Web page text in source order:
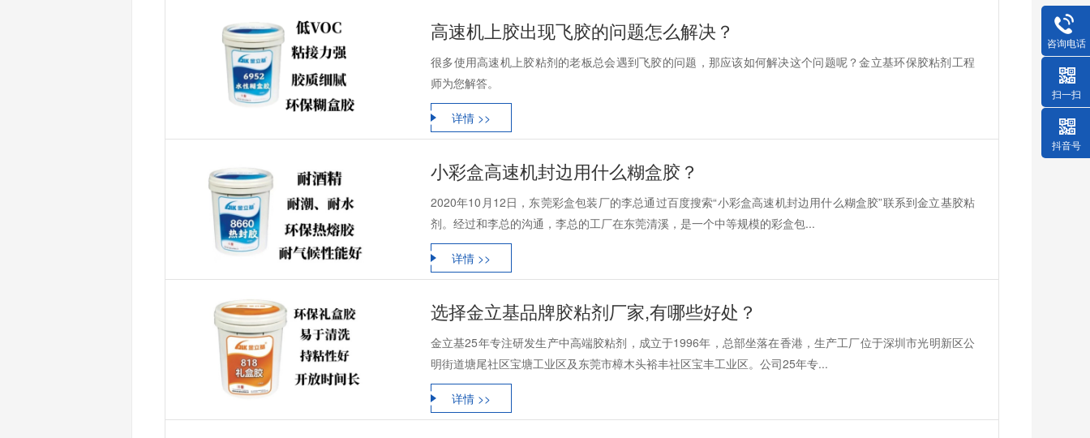
高速机上胶出现飞胶的问题怎么解决？
很多使用高速机上胶粘剂的老板总会遇到飞胶的问题，那应该如何解决这个问题呢？金立基环保胶粘剂工程
师为您解答。
详情 >>
小彩盒高速机封边用什么糊盒胶？
2020年10月12日，东莞彩盒包装厂的李总通过百度搜索“小彩盒高速机封边用什么糊盒胶”联系到金立基胶粘
剂。经过和李总的沟通，李总的工厂在东莞清溪，是一个中等规模的彩盒包...
详情 >>
选择金立基品牌胶粘剂厂家,有哪些好处？
金立基25年专注研发生产中高端胶粘剂，成立于1996年，总部坐落在香港，生产工厂位于深圳市光明新区公
明街道塘尾社区宝塘工业区及东莞市樟木头裕丰社区宝丰工业区。公司25年专...
详情 >>
咨询电话
扫一扫
抖音号